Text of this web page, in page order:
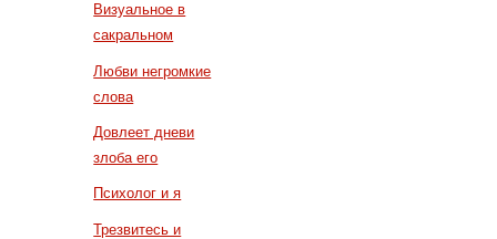
Визуальное в
сакральном
Любви негромкие
слова
Довлеет дневи
злоба его
Психолог и я
Трезвитесь и